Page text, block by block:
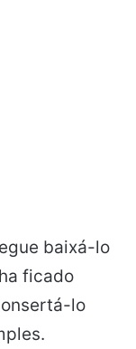
baixá-lo
ficado
lo